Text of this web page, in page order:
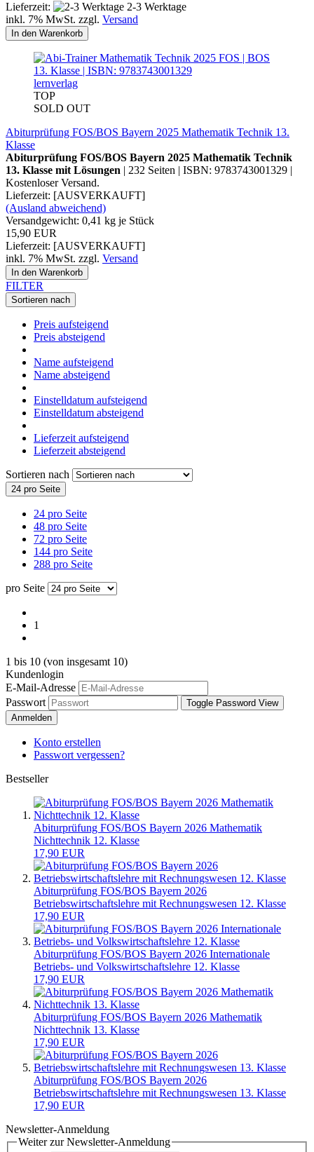
Lieferzeit:
2-3 Werktage
inkl. 7% MwSt. zzgl. Versand
In den Warenkorb
lernverlag
TOP
SOLD OUT
Abiturprüfung FOS/BOS Bayern 2025 Mathematik Technik 13.
Klasse
Abiturprüfung FOS/BOS Bayern 2025 Mathematik Technik
13. Klasse mit Lösungen | 232 Seiten | ISBN: 9783743001329 |
Kostenloser Versand.
Lieferzeit: [AUSVERKAUFT]
(Ausland abweichend)
Versandgewicht: 0,41 kg je Stück
15,90 EUR
Lieferzeit: [AUSVERKAUFT]
inkl. 7% MwSt. zzgl. Versand
In den Warenkorb
FILTER
Sortieren nach
Preis aufsteigend
Preis absteigend
Name aufsteigend
Name absteigend
Einstelldatum aufsteigend
Einstelldatum absteigend
Lieferzeit aufsteigend
Lieferzeit absteigend
Sortieren nach
24 pro Seite
24 pro Seite
48 pro Seite
72 pro Seite
144 pro Seite
288 pro Seite
pro Seite
1
1 bis 10 (von insgesamt 10)
Kundenlogin
E-Mail-Adresse
Passwort
Toggle Password View
Anmelden
Konto erstellen
Passwort vergessen?
Bestseller
Abiturprüfung FOS/BOS Bayern 2026 Mathematik
Nichttechnik 12. Klasse
17,90 EUR
Abiturprüfung FOS/BOS Bayern 2026
Betriebswirtschaftslehre mit Rechnungswesen 12. Klasse
17,90 EUR
Abiturprüfung FOS/BOS Bayern 2026 Internationale
Betriebs- und Volkswirtschaftslehre 12. Klasse
17,90 EUR
Abiturprüfung FOS/BOS Bayern 2026 Mathematik
Nichttechnik 13. Klasse
17,90 EUR
Abiturprüfung FOS/BOS Bayern 2026
Betriebswirtschaftslehre mit Rechnungswesen 13. Klasse
17,90 EUR
Newsletter-Anmeldung
Weiter zur Newsletter-Anmeldung